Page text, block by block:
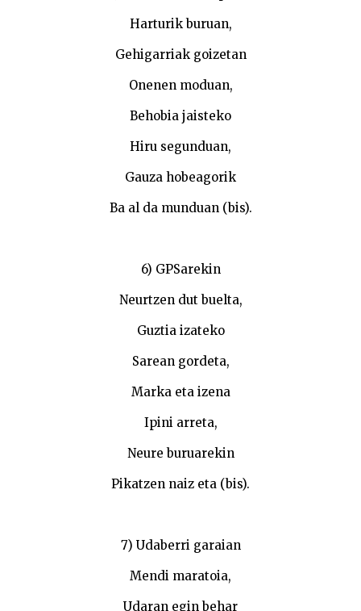
Harturik buruan,
Gehigarriak goizetan
Onenen moduan,
Behobia jaisteko
Hiru segunduan,
Gauza hobeagorik
Ba al da munduan (bis).
6) GPSarekin
Neurtzen dut buelta,
Guztia izateko
Sarean gordeta,
Marka eta izena
Ipini arreta,
Neure buruarekin
Pikatzen naiz eta (bis).
7) Udaberri garaian
Mendi maratoia,
Udaran egin behar